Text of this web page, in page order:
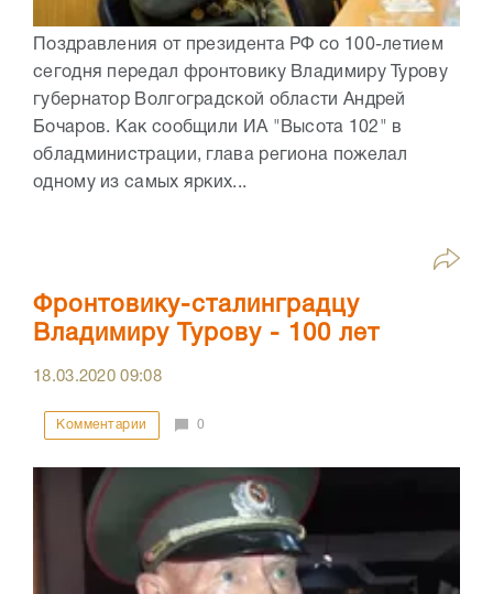
Поздравления от президента РФ со 100-летием
сегодня передал фронтовику Владимиру Турову
губернатор Волгоградской области Андрей
Бочаров. Как сообщили ИА "Высота 102" в
обладминистрации, глава региона пожелал
одному из самых ярких...
Фронтовику-сталинградцу
Владимиру Турову - 100 лет
18.03.202009:08
Комментарии 0